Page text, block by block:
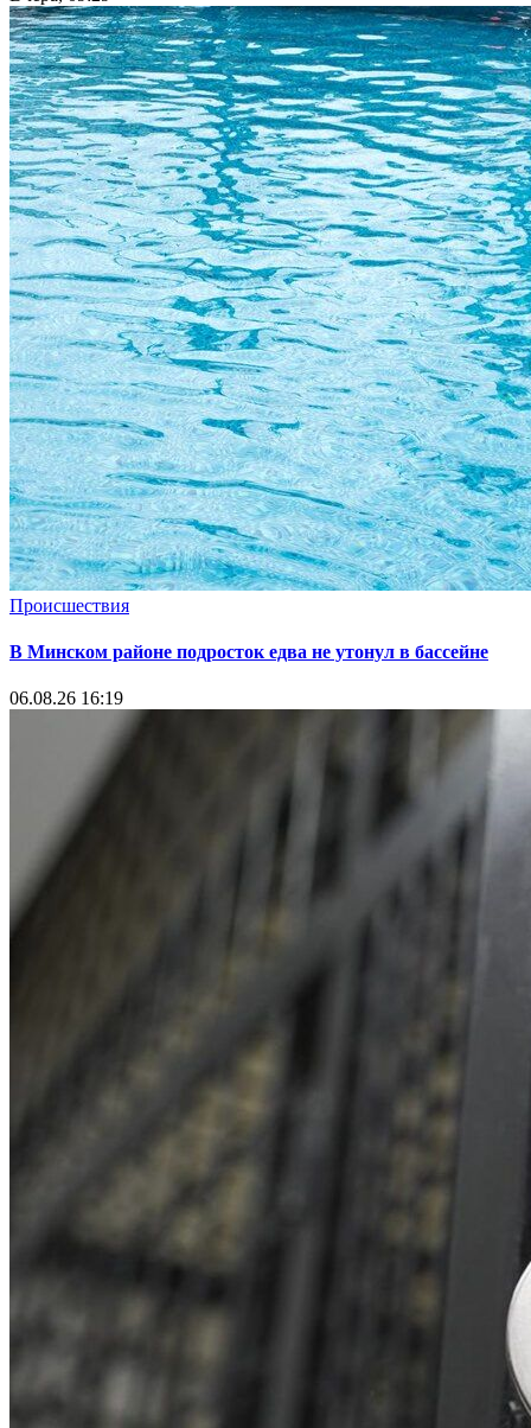
Происшествия
В Минском районе подросток едва не утонул в бассейне
06.08.26 16:19